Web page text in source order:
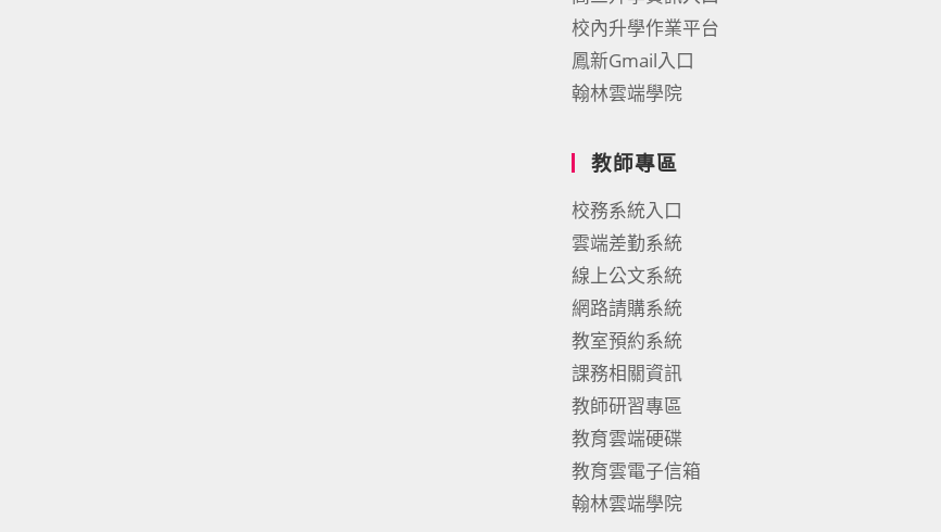
校內升學作業平台
鳳新Gmail入口
翰林雲端學院
教師專區
校務系統入口
雲端差勤系統
線上公文系統
網路請購系統
教室預約系統
課務相關資訊
教師研習專區
教育雲端硬碟
教育雲電子信箱
翰林雲端學院